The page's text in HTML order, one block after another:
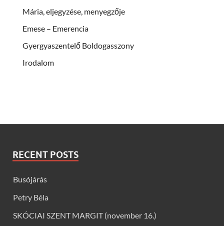
Mária, eljegyzése, menyegzője
Emese – Emerencia
Gyergyaszentelő Boldogasszony
Irodalom
RECENT POSTS
Busójárás
Petry Béla
SKÓCIAI SZENT MARGIT (november 16.)